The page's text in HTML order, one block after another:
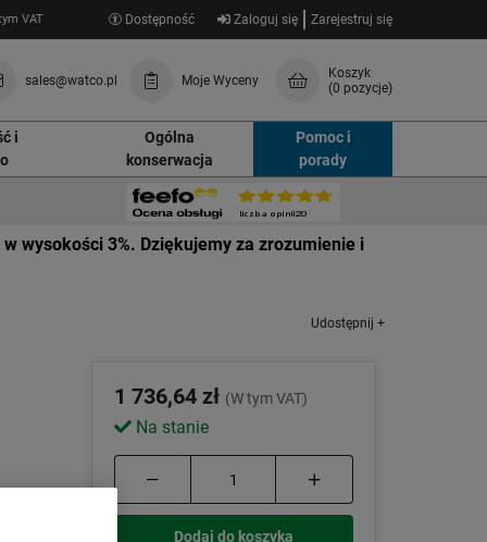
VAT Dostępność Zaloguj się Zarejestruj się
sales@watco.pl Moje Wyceny
Koszyk
(0 pozycje)
i
Ogólna
konserwacja
Pomoc i
porady
wysokości 3%. Dziękujemy za zrozumienie i
Udostępnij +
1 736,64 zł (W tym VAT)
Na stanie
Dodaj do koszyka